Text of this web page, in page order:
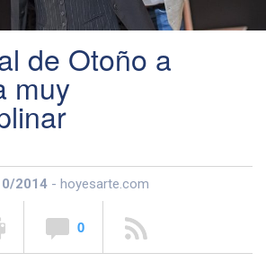
de Otoño a
muy
2014 - hoyesarte.com
0